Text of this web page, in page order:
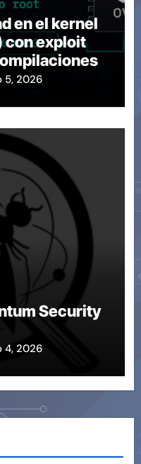
en el kernel
con exploit
5, 2026
Security
4, 2026